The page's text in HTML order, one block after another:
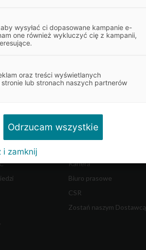
Obowiązek informacyjny
Szkód
O firmie
Blog - Biznes i Ty
Kariera
Biuro prasowe
CSR
Zostań naszym Dostawcą
wysyłać ci dopasowane kampanie e-
one również wykluczyć cię z kampanii,
oraz treści wyświetlanych
lub stronach naszych partnerów
Odrzucam wszystkie
i zamknij